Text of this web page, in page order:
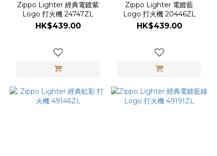
Zippo Lighter 經典電鍍紫
Logo 打火機 24747ZL
HK$439.00
Zippo Lighter 電鍍藍
Logo 打火機 20446ZL
HK$439.00